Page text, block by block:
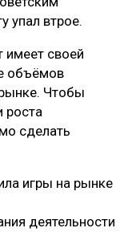
упал втрое.
имеет своей
объёмов
Чтобы
роста
сделать
игры на рынке
деятельности